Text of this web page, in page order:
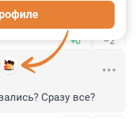
+0 –2
Сразу все?